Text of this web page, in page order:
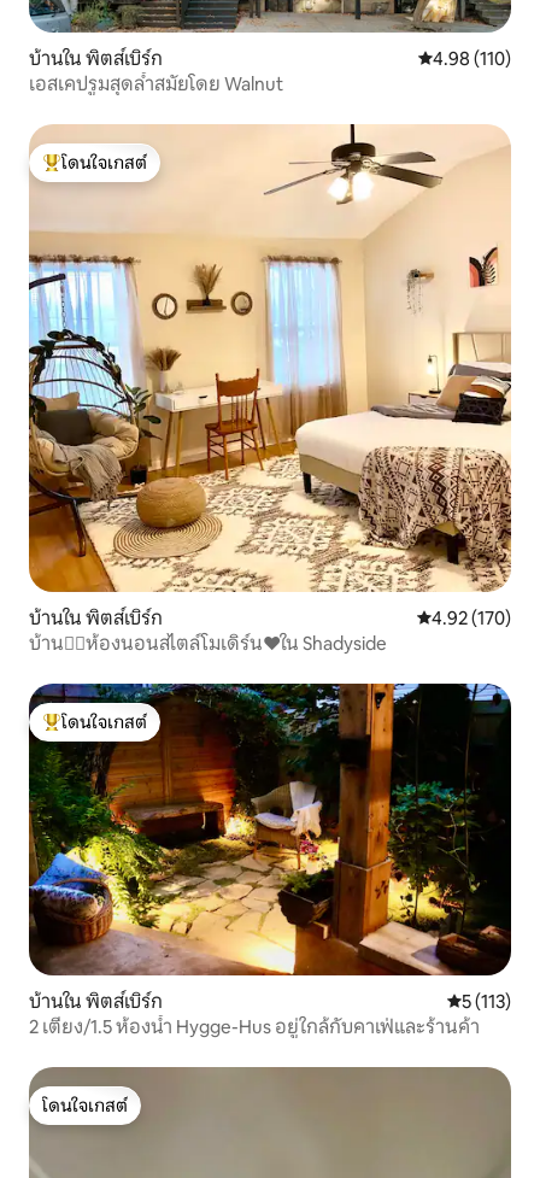
บ้านใน พิตส์เบิร์ก คะแนนเฉลี่ย
4.98 (110)
เอสเคปรูมสุดล้ำสมัยโดย Walnut
โดนใจเกสต์ที่สุด
โดนใจเกสต์
บ้านใน พิตส์เบิร์ก คะแนนเฉลี่ย
4.92 (170)
บ้าน✌🏾ห้องนอนสไตล์โมเดิร์น❤️ใน Shadyside
โดนใจเกสต์ที่สุด
โดนใจเกสต์
บ้านใน พิตส์เบิร์ก คะแนนเฉลี่
5 (113)
2 เตียง/1.5 ห้องน้ำ Hygge-Hus อยู่ใกล้กับคาเฟ่และร้านค้า
โดนใจเกสต์
โดนใจเกสต์